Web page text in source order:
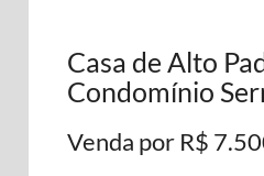
Casa de Alto
Condomínio
Venda por R$